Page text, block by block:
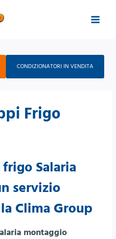
CONDIZIONATORI IN VENDITA
Frigo
Salaria
servizio
Clima Group
montaggio